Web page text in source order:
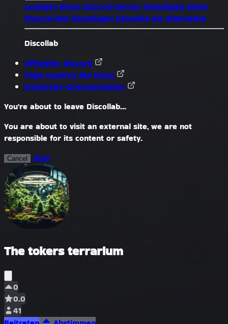
Loslegen Einen Discord-Server hinzufügen Einen
Discord-Bot hinzufügen Discollab als Alternative
Discollab
Offizieller Discord
Füge unseren Bot hinzu
Entwickler-Dokumentation
You're about to leave Discollab...
You are about to visit an external site, we are not
responsible for its content or safety.
Cancel Visit
The tokers terrarium
0
0.0
41